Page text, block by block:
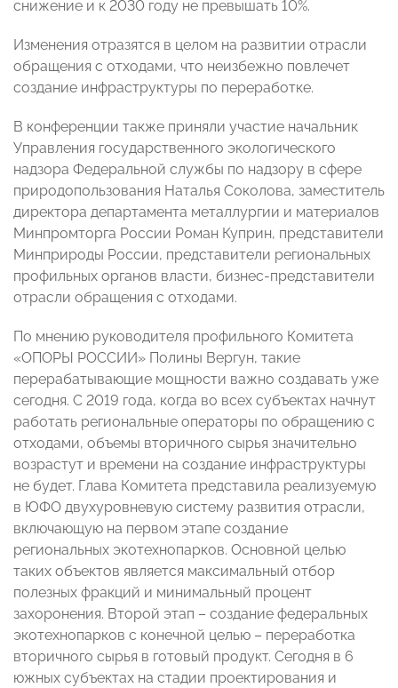
снижение и к 2030 году не превышать 10%.
Изменения отразятся в целом на развитии отрасли
обращения с отходами, что неизбежно повлечет
создание инфраструктуры по переработке.
В конференции также приняли участие начальник
Управления государственного экологического
надзора Федеральной службы по надзору в сфере
природопользования Наталья Соколова, заместитель
директора департамента металлургии и материалов
Минпромторга России Роман Куприн, представители
Минприроды России, представители региональных
профильных органов власти, бизнес-представители
отрасли обращения с отходами.
По мнению руководителя профильного Комитета
«ОПОРЫ РОССИИ» Полины Вергун, такие
перерабатывающие мощности важно создавать уже
сегодня. С 2019 года, когда во всех субъектах начнут
работать региональные операторы по обращению с
отходами, объемы вторичного сырья значительно
возрастут и времени на создание инфраструктуры
не будет. Глава Комитета представила реализуемую
в ЮФО двухуровневую систему развития отрасли,
включающую на первом этапе создание
региональных экотехнопарков. Основной целью
таких объектов является максимальный отбор
полезных фракций и минимальный процент
захоронения. Второй этап – создание федеральных
экотехнопарков с конечной целью – переработка
вторичного сырья в готовый продукт. Сегодня в 6
южных субъектах на стадии проектирования и